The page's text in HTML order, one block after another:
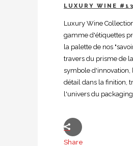
LUXURY WINE #13
Luxury Wine
gamme d'étiquettes
la palette de nos
travers du prisme de
symbole d'innovation,
détail dans la finition,
l'univers du
Share